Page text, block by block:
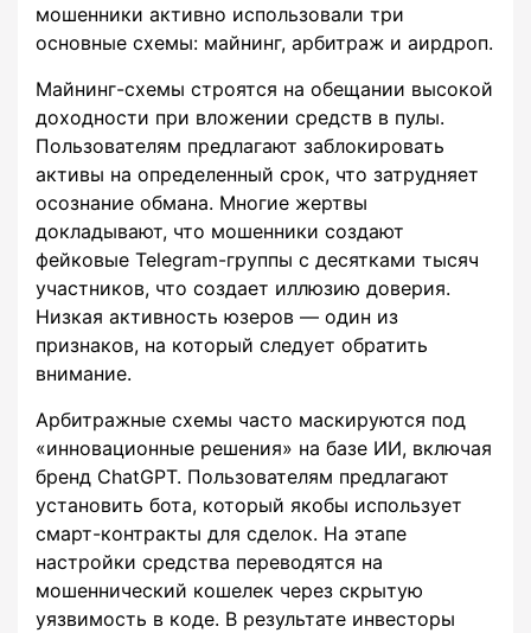
мошенники активно использовали три
основные схемы: майнинг, арбитраж и аирдроп.
Майнинг-схемы строятся на обещании высокой
доходности при вложении средств в пулы.
Пользователям предлагают заблокировать
активы на определенный срок, что затрудняет
осознание обмана. Многие жертвы
докладывают, что мошенники создают
фейковые Telegram-группы с десятками тысяч
участников, что создает иллюзию доверия.
Низкая активность юзеров — один из
признаков, на который следует обратить
внимание.
Арбитражные схемы часто маскируются под
«инновационные решения» на базе ИИ, включая
бренд ChatGPT. Пользователям предлагают
установить бота, который якобы использует
смарт-контракты для сделок. На этапе
настройки средства переводятся на
мошеннический кошелек через скрытую
уязвимость в коде. В результате инвесторы